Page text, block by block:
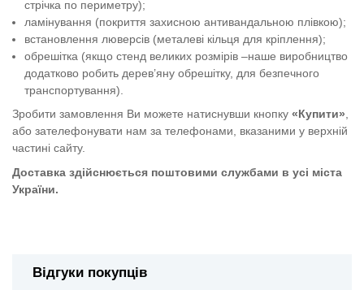
стрічка по периметру);
ламінування (покриття захисною антивандальною плівкою);
встановлення люверсів (металеві кільця для кріплення);
обрешітка (якщо стенд великих розмірів –наше виробництво
додатково робить дерев’яну обрешітку, для безпечного
транспортування).
Зробити замовлення Ви можете натиснувши кнопку «Купити»
або зателефонувати нам за телефонами, вказаними у верхній
частині сайту.
Доставка здійснюється поштовими службами в усі міста
України.
Відгуки покупців